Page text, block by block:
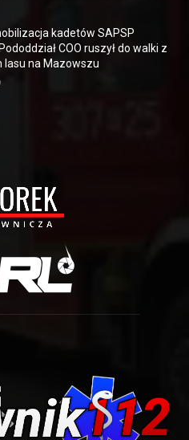
kadetów SAPSP
COO ruszył do walki z
lasu na Mazowszu